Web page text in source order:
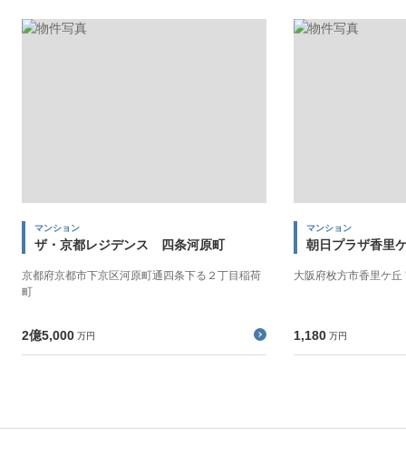
マンション
ザ・京都レジデンス 四条河原町
京都府京都市下京区河原町通四条下る２丁目稲荷
町
2億5,000 万円
マンション
朝日プラザ香里
大阪府枚方市香里ケ丘
1,180 万円